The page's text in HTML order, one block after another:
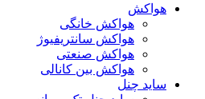
هواکش
هواکش خانگی
هواکش سانتریفیوژ
هواکش صنعتی
هواکش بین کانالی
ساید چنل